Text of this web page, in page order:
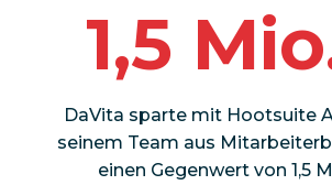
1,5
DaVita sparte mit Hootsuite
seinem Team aus
einen Gegenwert von 1,5